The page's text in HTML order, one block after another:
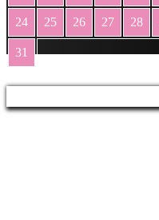
24 25 26 27 28
31